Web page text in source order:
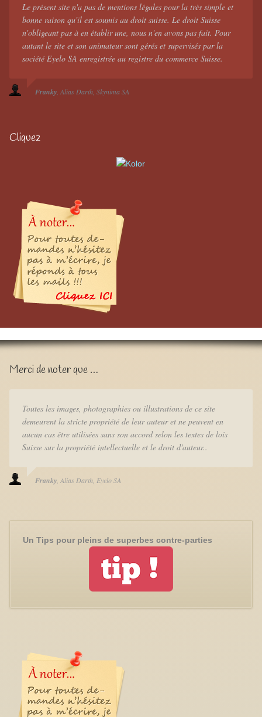
Le présent site n'a pas de mentions légales pour la très simple et
bonne raison qu'il est soumis au droit suisse. Le droit Suisse
n'obligeant pas à en établir une, nous n'en avons pas fait. Pour
autant le site et son animateur sont gérés et supervisés par la
société Eyelo SA enregistrée au registre du commerce Suisse.
Franky Alias Darth Skynima SA
Cliquez
Merci de noter que …
Toutes les images, photographies ou illustrations de ce site
demeurent la stricte propriété de leur auteur et ne peuvent en
aucun cas être utilisées sans son accord selon les textes de lois
Suisse sur la propriété intellectuelle et le droit d'auteur..
Franky Alias Darth Eyelo SA
Un Tips pour pleins de superbes contre-parties